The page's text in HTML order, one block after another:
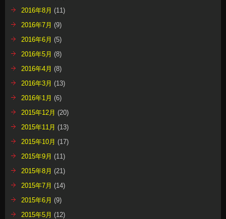
2016年8月 (11)
2016年7月 (9)
2016年6月 (5)
2016年5月 (8)
2016年4月 (8)
2016年3月 (13)
2016年1月 (6)
2015年12月 (20)
2015年11月 (13)
2015年10月 (17)
2015年9月 (11)
2015年8月 (21)
2015年7月 (14)
2015年6月 (9)
2015年5月 (12)